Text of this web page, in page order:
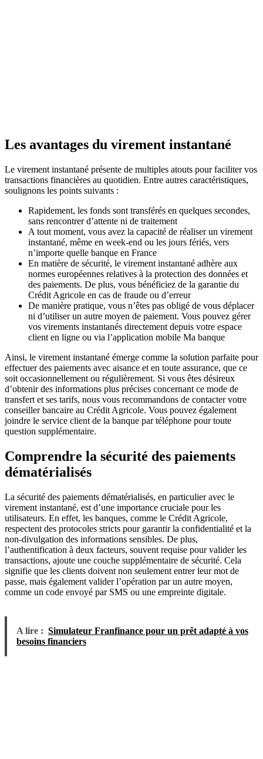
Les avantages du virement instantané
Le virement instantané présente de multiples atouts pour faciliter vos
transactions financières au quotidien. Entre autres caractéristiques,
soulignons les points suivants :
Rapidement, les fonds sont transférés en quelques secondes,
sans rencontrer d’attente ni de traitement
A tout moment, vous avez la capacité de réaliser un virement
instantané, même en week-end ou les jours fériés, vers
n’importe quelle banque en France
En matière de sécurité, le virement instantané adhère aux
normes européennes relatives à la protection des données et
des paiements. De plus, vous bénéficiez de la garantie du
Crédit Agricole en cas de fraude ou d’erreur
De manière pratique, vous n’êtes pas obligé de vous déplacer
ni d’utiliser un autre moyen de paiement. Vous pouvez gérer
vos virements instantanés directement depuis votre espace
client en ligne ou via l’application mobile Ma banque
Ainsi, le virement instantané émerge comme la solution parfaite pour
effectuer des paiements avec aisance et en toute assurance, que ce
soit occasionnellement ou régulièrement. Si vous êtes désireux
d’obtenir des informations plus précises concernant ce mode de
transfert et ses tarifs, nous vous recommandons de contacter votre
conseiller bancaire au Crédit Agricole. Vous pouvez également
joindre le service client de la banque par téléphone pour toute
question supplémentaire.
Comprendre la sécurité des paiements
dématérialisés
La sécurité des paiements dématérialisés, en particulier avec le
virement instantané, est d’une importance cruciale pour les
utilisateurs. En effet, les banques, comme le Crédit Agricole,
respectent des protocoles stricts pour garantir la confidentialité et la
non-divulgation des informations sensibles. De plus,
l’authentification à deux facteurs, souvent requise pour valider les
transactions, ajoute une couche supplémentaire de sécurité. Cela
signifie que les clients doivent non seulement entrer leur mot de
passe, mais également valider l’opération par un autre moyen,
comme un code envoyé par SMS ou une empreinte digitale.
A lire : Simulateur Franfinance pour un prêt adapté à vos
besoins financiers